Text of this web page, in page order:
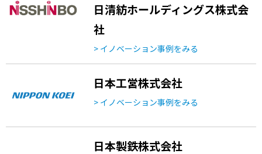
日清紡ホールディングス株式会
社
> イノベーション事例をみる
日本工営株式会社
> イノベーション事例をみる
日本製鉄株式会社